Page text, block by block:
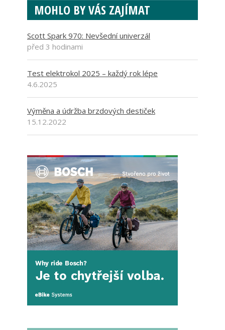
MOHLO BY VÁS ZAJÍMAT
Scott Spark 970: Nevšední univerzál
před 3 hodinami
Test elektrokol 2025 – každý rok lépe
4.6.2025
Výměna a údržba brzdových destiček
15.12.2022